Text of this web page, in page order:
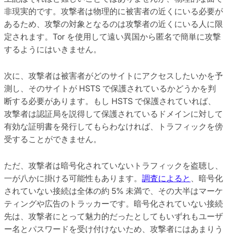
非現実的です。攻撃者は物理的に被害者の近くにいる必要が
あるため、攻撃の対象となるのは攻撃者の近くにいる人に限
定されます。Tor を使用して遠い異国から匿名で簡単に攻撃
するようにはいきません。
次に、攻撃者は被害者がどのサイトにアクセスしたいかを予
測し、そのサイトが HSTS で保護されているかどうかを判
断する必要があります。もし HSTS で保護されていれば、
攻撃者は認証局を説得して保護されているドメインに対して
有効な証明書を発行してもらわなければ、トラフィックを傍
受することができません。
ただ、攻撃者は暗号化されていないトラフィックを盗聴し、
一が八かに掛ける可能性もあります。 調査によると
、暗号化
されていない接続は全体の約 5% 未満で、その大半はマーケ
ティングや広告のトラッカーです。暗号化されていない接続
先は、攻撃者にとって魅力的だったとしてもいずれもユーザ
ー名とパスワードを受け付けないため、攻撃者にはあまりう